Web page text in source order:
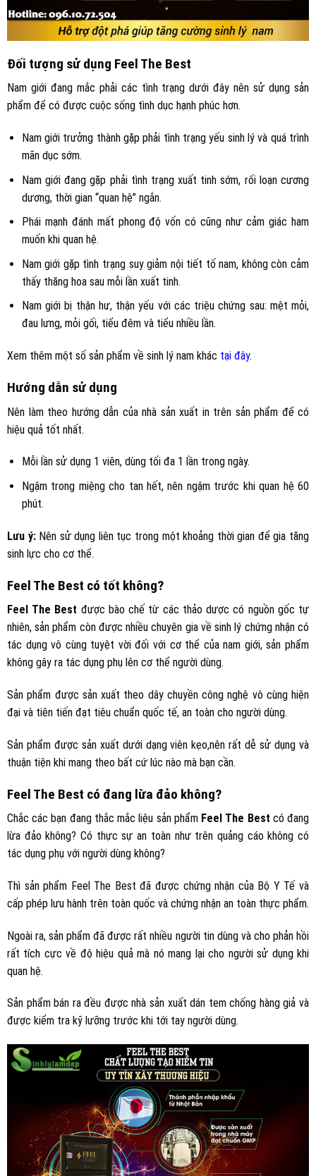
Đối tượng sử dụng Feel The Best
Nam giới đang mắc phải các tình trạng dưới đây nên sử dụng sản
phẩm để có được cuộc sống tình dục hạnh phúc hơn.
Nam giới trưởng thành gặp phải tình trạng yếu sinh lý và quá trình
mãn dục sớm.
Nam giới đang gặp phải tình trạng xuất tinh sớm, rối loạn cương
dương, thời gian “quan hệ” ngắn.
Phái mạnh đánh mất phong độ vốn có cũng như cảm giác ham
muốn khi quan hệ.
Nam giới gặp tình trạng suy giảm nội tiết tố nam, không còn cảm
thấy thăng hoa sau mỗi lần xuất tinh.
Nam giới bị thận hư, thận yếu với các triệu chứng sau: mệt mỏi,
đau lưng, mỏi gối, tiểu đêm và tiểu nhiều lần.
Xem thêm một số sản phẩm về sinh lý nam khác tại đây.
Hướng dẫn sử dụng
Nên làm theo hướng dẫn của nhà sản xuất in trên sản phẩm để có
hiệu quả tốt nhất.
Mỗi lần sử dụng 1 viên, dùng tối đa 1 lần trong ngày.
Ngậm trong miệng cho tan hết, nên ngậm trước khi quan hệ 60
phút.
Lưu ý:Nên sử dụng liên tục trong một khoảng thời gian để gia tăng
sinh lực cho cơ thể.
Feel The Best có tốt không?
Feel The Best được bào chế từ các thảo dược có nguồn gốc tự
nhiên, sản phẩm còn được nhiều chuyên gia về sinh lý chứng nhận có
tác dụng vô cùng tuyệt vời đối với cơ thể của nam giới, sản phẩm
không gây ra tác dụng phụ lên cơ thể người dùng.
Sản phẩm được sản xuất theo dây chuyền công nghệ vô cùng hiện
đại và tiên tiến đạt tiêu chuẩn quốc tế, an toàn cho người dùng.
Sản phẩm được sản xuất dưới dạng viên kẹo,nên rất dễ sử dụng và
thuận tiện khi mang theo bất cứ lúc nào mà bạn cần.
Feel The Best có đang lừa đảo không?
Chắc các bạn đang thắc mắc liệu sản phẩm Feel The Best có đang
lừa đảo không? Có thực sự an toàn như trên quảng cáo không có
tác dụng phụ với người dùng không?
Thì sản phẩm Feel The Best đã được chứng nhận của Bộ Y Tế và
cấp phép lưu hành trên toàn quốc và chứng nhận an toàn thực phẩm.
Ngoài ra, sản phẩm đã được rất nhiều người tin dùng và cho phản hồi
rất tích cực về độ hiệu quả mà nó mang lại cho người sử dụng khi
quan hệ.
Sản phẩm bán ra đều được nhà sản xuất dán tem chống hàng giả và
được kiểm tra kỹ lưỡng trước khi tới tay người dùng.